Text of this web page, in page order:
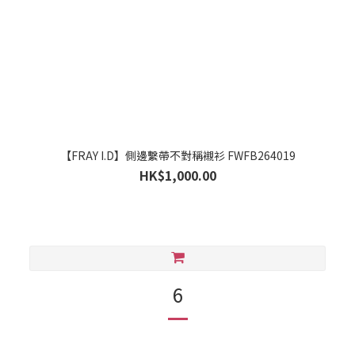
【FRAY I.D】側邊繫帶不對稱襯衫 FWFB264019
HK$1,000.00
6